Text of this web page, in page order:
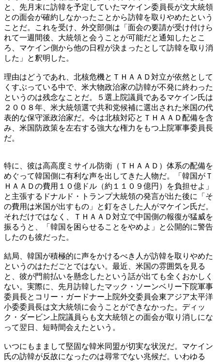
と、先月末に訪韓を予定していたマケイン委員長が文大統領
との面会が確約しなかったことから訪韓を取りやめたという
ことだ。これを受け、外交部側は「面会の要請が受け付けら
れて一週間後、大統領と会うことが可能だと通知したとこ
ろ、マケイン側から他の日程が決まったとして訪韓を取り消
した」と釈明した。
理由はどうであれ、北核危機とＴＨＡＡＤ対立が依然として
くすぶっている中で、米大物政治家の訪韓が不発に終わった
というのは残念なことだ。５選上院議員であるマケイン氏は
２００８年、米大統領選で共和党候補に選出された米国の代
表的な保守派政治家だ。今は北核対応とＴＨＡＡＤ配備を含
み、米国防政策を左右する強大な権力をもつ上院軍事委員長
だ。
特に、彼は高高度ミサイル防衛（ＴＨＡＡＤ）体系の配備を
めぐって韓国側に有利な声を出してきた人物だ。「韓国がＴ
ＨＡＡＤの費用１０億ドル（約１１０９億円）を負担せよ」
と主張するドナルド・トランプ大統領の発言が出た後に「そ
の費用は米国が出すもの」と釘をさした人がマケイン氏だ。
それだけではなく、ＴＨＡＡＤ対立で中国側の報復が猛威を
振るうと、「韓国を困らせることをやめよ」と公開的に警告
したのも彼だった。
結局、韓国が積極的に声をかけるべき人が訪韓を取りやめた
というのはただごとではない。最近、米国の雰囲気を見る
と、彼が門前払いを懸念したという話が出ても全くおかしく
ない。実際に、先月訪韓したマック・ソーンベリー下院軍事
委員長とコリー・ガードナー上院外交委員会東アジア太平洋
小委委員長は文大統領に会うことができなかった。ディッ
ク・ダービン上院議員らも文大統領との面会が取り消しにな
って翌日、短時間会えたという。
いつにもままして堅固な韓米同盟が切実な状況だ。マケイン
氏の訪韓が反故になったのは尋常でない兆候だ。いわゆる